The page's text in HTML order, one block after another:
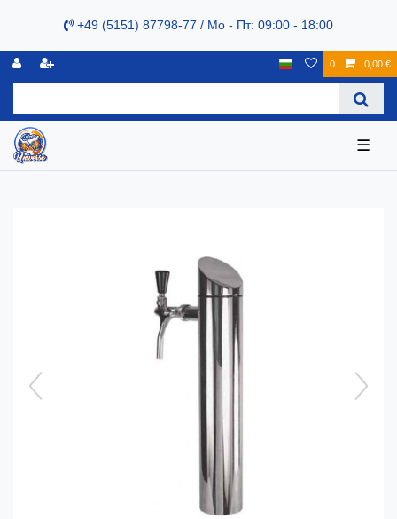
+49 (5151) 87798-77 / Mo - Пт: 09:00 - 18:00
0 0,00 €
☰